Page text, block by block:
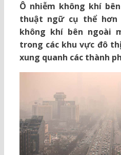
Ô nhiễm không khí
thuật ngữ cụ thể hơn
không khí bên ngoài
trong các khu vực đô
xung quanh các thành